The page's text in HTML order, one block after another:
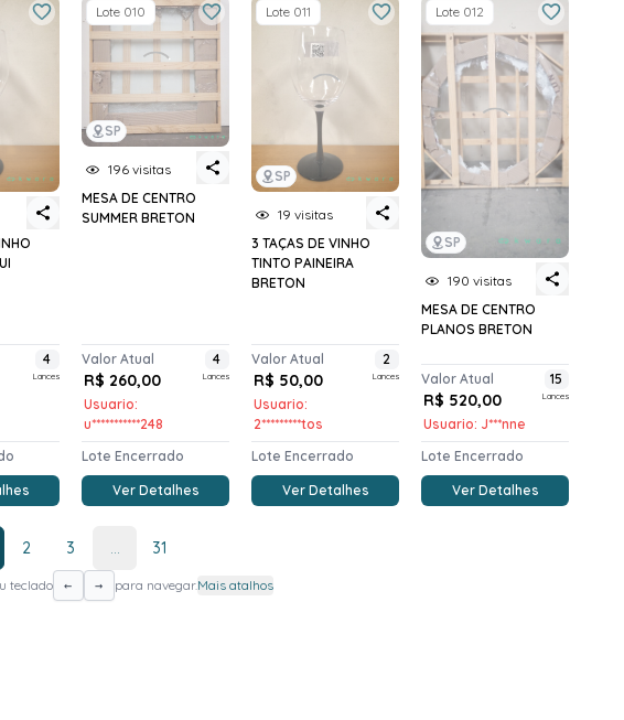
4
Lances
SP
Lote 010
196 visitas
MESA DE CENTRO
SUMMER BRETON
Valor Atual
R$ 260,00
Usuario:
u***********248
4
Lances
Lote Encerrado
Ver Detalhes
SP
Lote 011
19 visitas
3 TAÇAS DE VINHO
TINTO PAINEIRA
BRETON
Valor Atual
R$ 50,00
Usuario:
2*********tos
2
Lances
Lote Encerrado
Ver Detalhes
SP
Lote 012
190 visitas
MESA DE CENTRO
PLANOS BRETON
Valor Atual
R$ 520,00
Usuario: J***nne
15
Lances
Lote Encerrado
Ver Detalhes
2 3 31
teclado ← → para navegar.Mais atalhos